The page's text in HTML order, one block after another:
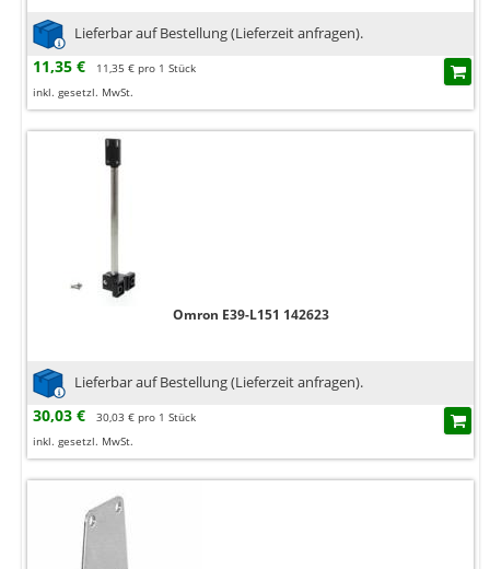
Lieferbar auf Bestellung (Lieferzeit anfragen).
11,35 €
11,35 € pro 1 Stück
inkl. gesetzl. MwSt.
Omron E39-L151 142623
Lieferbar auf Bestellung (Lieferzeit anfragen).
30,03 €
30,03 € pro 1 Stück
inkl. gesetzl. MwSt.